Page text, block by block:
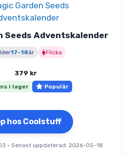
Seeds Adventskalender
17–18år Flicka
379 kr
i lager Populär
hos Coolstuff
• Senast uppdaterad: 2026-05-18